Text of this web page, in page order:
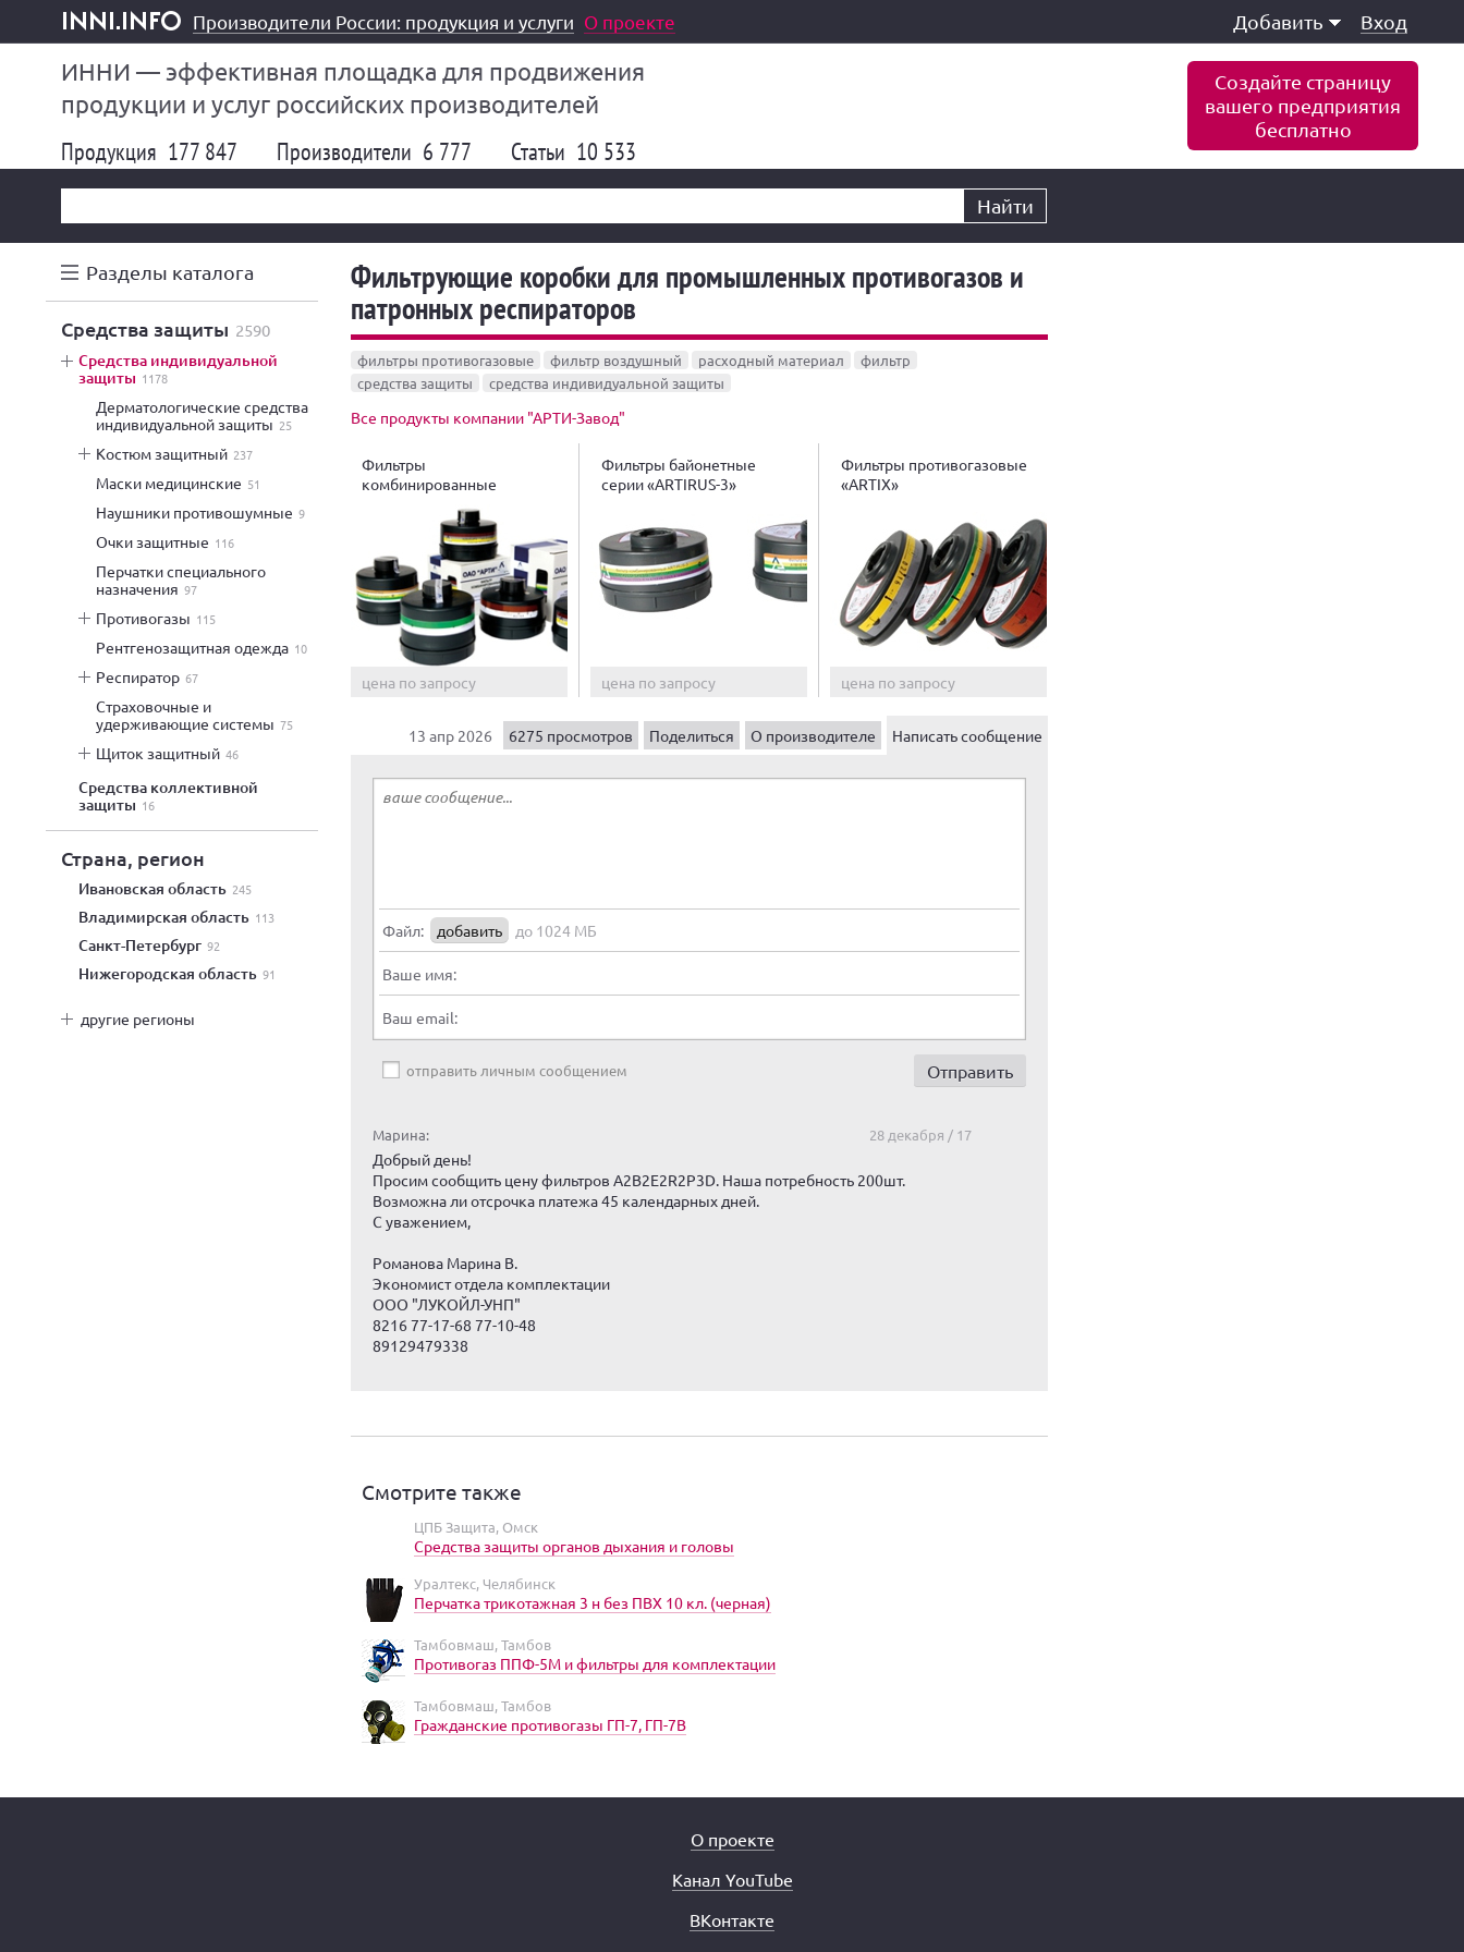
inni.info
Производители России: продукция и услуги О проекте Добавить Вход
ИННИ — эффективная площадка для продвижения
продукции и услуг российских производителей
Создайте страницу
вашего предприятия
бесплатно
Продукция 177 847 Производители 6 777 Статьи 10 533
Найти
Разделы каталога
средства защиты 2590
средства индивидуальной
защиты 1178
дерматологические средства
индивидуальной защиты 25
костюм защитный 237
маски медицинские 51
наушники противошумные 9
очки защитные 116
перчатки специального
назначения 97
противогазы 115
рентгенозащитная одежда 10
респиратор 67
страховочные и
удерживающие системы 75
щиток защитный 46
средства коллективной
защиты 16
Страна, регион
Ивановская область 245
Владимирская область 113
Санкт-Петербург 92
Нижегородская область 91
другие регионы
Фильтрующие коробки для промышленных противогазов и
патронных респираторов
фильтры противогазовые фильтр воздушный расходный материал
фильтр
средства защиты
средства индивидуальной защиты
Все продукты компании "АРТИ-Завод"
Фильтры
комбинированные
цена по запросу
Фильтры байонетные
серии «ARTIRUS-3»
цена по запросу
Фильтры противогазовые
«ARTIХ»
цена по запросу
13 апр 2026 6275 просмотров Поделиться О производителе Написать сообщение
Файл: добавить до 1024 МБ
Ваше имя:
Ваш email:
отправить личным сообщением
Марина: 28 декабря / 17
Добрый день!
Просим сообщить цену фильтров А2В2Е2R2P3D. Наша потребность 200шт.
Возможна ли отсрочка платежа 45 календарных дней.
С уважением,
Романова Марина В.
Экономист отдела комплектации
ООО "ЛУКОЙЛ-УНП"
8216 77-17-68 77-10-48
89129479338
Смотрите также
ЦПБ Защита, Омск
Средства защиты органов дыхания и головы
Уралтекс, Челябинск
Перчатка трикотажная 3 н без ПВХ 10 кл. (черная)
Тамбовмаш, Тамбов
Противогаз ППФ-5М и фильтры для комплектации
Тамбовмаш, Тамбов
Гражданские противогазы ГП-7, ГП-7В
О проекте
Канал YouTube
ВКонтакте